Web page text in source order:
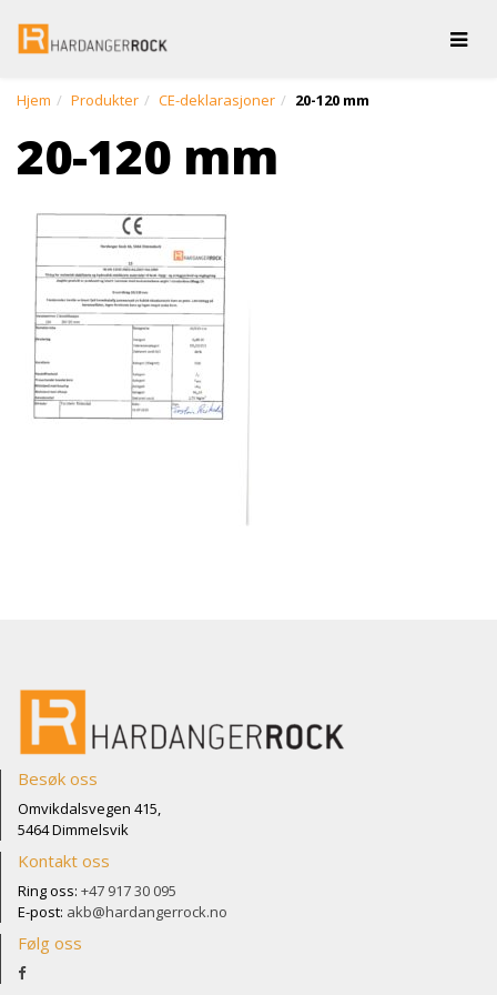
Hjem Produkter CE-deklarasjoner 20-120 mm
20-120 mm
Besøk oss
Omvikdalsvegen 415,
5464 Dimmelsvik
Kontakt oss
Ring oss: +47 917 30 095
E-post: akb@hardangerrock.no
Følg oss